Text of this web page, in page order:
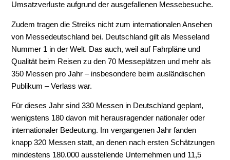
Umsatzverluste aufgrund der ausgefallenen Messebesuche.
Zudem tragen die Streiks nicht zum internationalen Ansehen
von Messedeutschland bei. Deutschland gilt als Messeland
Nummer 1 in der Welt. Das auch, weil auf Fahrpläne und
Qualität beim Reisen zu den 70 Messeplätzen und mehr als
350 Messen pro Jahr – insbesondere beim ausländischen
Publikum – Verlass war.
Für dieses Jahr sind 330 Messen in Deutschland geplant,
wenigstens 180 davon mit herausragender nationaler oder
internationaler Bedeutung. Im vergangenen Jahr fanden
knapp 320 Messen statt, an denen nach ersten Schätzungen
mindestens 180.000 ausstellende Unternehmen und 11,5